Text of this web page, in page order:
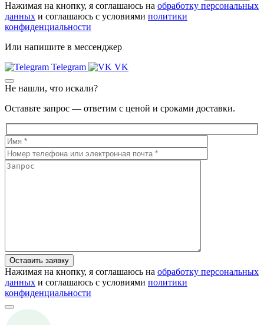
Нажимая на кнопку, я соглашаюсь на обработку персональных
данных и соглашаюсь с условиями политики
конфиденциальности
Или напишите в мессенджер
Telegram
VK
Не нашли, что искали?
Оставьте запрос — ответим с ценой и сроками доставки.
Нажимая на кнопку, я соглашаюсь на обработку персональных
данных и соглашаюсь с условиями политики
конфиденциальности